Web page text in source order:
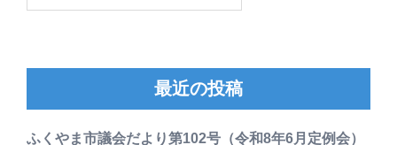
最近の投稿
ふくやま市議会だより第102号（令和8年6月定例会）